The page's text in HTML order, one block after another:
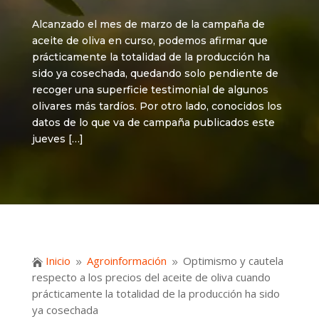
Alcanzado el mes de marzo de la campaña de
aceite de oliva en curso, podemos afirmar que
prácticamente la totalidad de la producción ha
sido ya cosechada, quedando solo pendiente de
recoger una superficie testimonial de algunos
olivares más tardíos. Por otro lado, conocidos los
datos de lo que va de campaña publicados este
jueves […]
 Inicio 9 Agroinformación 9 Optimismo y cautela
respecto a los precios del aceite de oliva cuando
prácticamente la totalidad de la producción ha sido
ya cosechada